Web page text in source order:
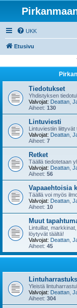
UKK
Etusivu
Tiedotukset
Yhdistyksen
Valvojat: Deattan
Aiheet: 130
Lintuviesti
Lintuviestiin
Valvojat: Deattan
Aiheet: 7
Retket
Täällä tiedotetaan
Valvojat: Deattan
Aiheet: 56
Vapaaehtoisia
Täällä voi myös
Valvojat: Deattan
Aiheet: 10
Muut
Lintuillat,
löytyvät täältä!
Valvojat: Deattan
Aiheet: 45
Yleistä
Valvojat: Deattan
Aiheet: 304